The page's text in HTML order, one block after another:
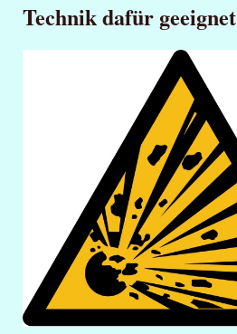
Technik dafür geeignet